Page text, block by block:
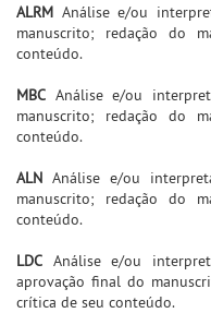
ALRM Análise e/ou
manuscrito; redação do
conteúdo.
MBC Análise e/ou
manuscrito; redação do
conteúdo.
ALN Análise e/ou
manuscrito; redação do
conteúdo.
LDC Análise e/ou
aprovação final do
crítica de seu conteúdo.